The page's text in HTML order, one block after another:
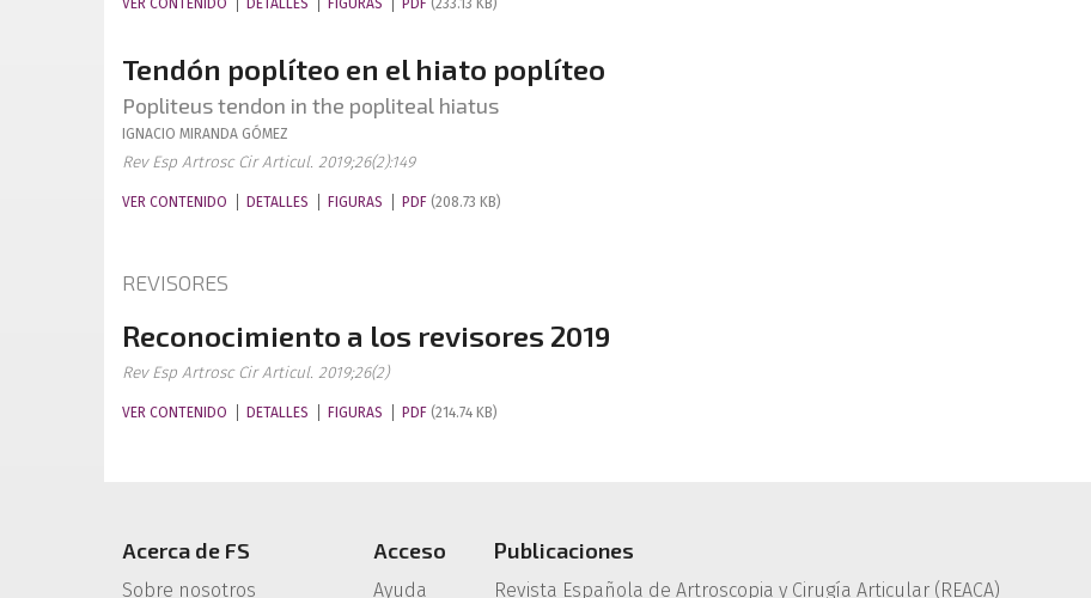
VER CONTENIDO DETALLES FIGURAS PDF (233.13 KB)
Tendón poplíteo en el hiato poplíteo
Popliteus tendon in the popliteal hiatus
IGNACIO MIRANDA GÓMEZ
Rev Esp Artrosc Cir Articul. 2019;26(2):149
VER CONTENIDO DETALLES FIGURAS PDF (208.73 KB)
REVISORES
Reconocimiento a los revisores 2019
Rev Esp Artrosc Cir Articul. 2019;26(2)
VER CONTENIDO DETALLES FIGURAS PDF (214.74 KB)
Acerca de FS
Sobre nosotros
Acceso
Ayuda
Publicaciones
Revista Española de Artroscopia y Cirugía Articular (REACA)